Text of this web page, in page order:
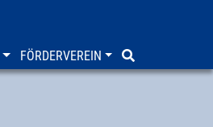
FÖRDERVEREIN